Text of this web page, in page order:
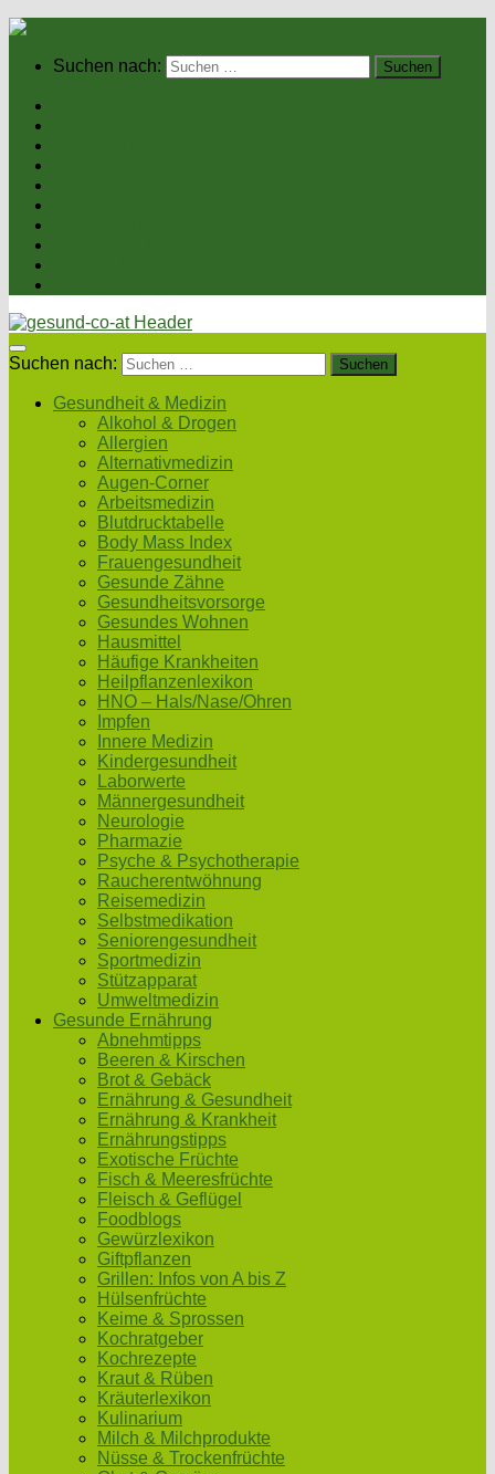
Suchen nach:
Suchen nach:
Gesundheit & Medizin
Alkohol & Drogen
Allergien
Alternativmedizin
Augen-Corner
Arbeitsmedizin
Blutdrucktabelle
Body Mass Index
Frauengesundheit
Gesunde Zähne
Gesundheitsvorsorge
Gesundes Wohnen
Hausmittel
Häufige Krankheiten
Heilpflanzenlexikon
HNO – Hals/Nase/Ohren
Impfen
Innere Medizin
Kindergesundheit
Laborwerte
Männergesundheit
Neurologie
Pharmazie
Psyche & Psychotherapie
Raucherentwöhnung
Reisemedizin
Selbstmedikation
Seniorengesundheit
Sportmedizin
Stützapparat
Umweltmedizin
Gesunde Ernährung
Abnehmtipps
Beeren & Kirschen
Brot & Gebäck
Ernährung & Gesundheit
Ernährung & Krankheit
Ernährungstipps
Exotische Früchte
Fisch & Meeresfrüchte
Fleisch & Geflügel
Foodblogs
Gewürzlexikon
Giftpflanzen
Grillen: Infos von A bis Z
Hülsenfrüchte
Keime & Sprossen
Kochratgeber
Kochrezepte
Kraut & Rüben
Kräuterlexikon
Kulinarium
Milch & Milchprodukte
Nüsse & Trockenfrüchte